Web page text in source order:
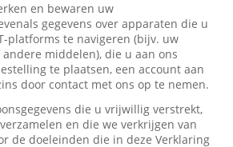
en bewaren uw
gegevens over apparaten die u
platforms te navigeren (bijv. uw
middelen), die u aan ons
te plaatsen, een account aan
door contact met ons op te nemen.
die u vrijwillig verstrekt,
en die we verkrijgen van
de doeleinden die in deze Verklaring